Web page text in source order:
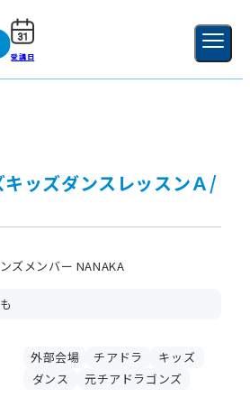
受講日 新規登録
ッズダンスレッスンＡ/
ズメンバー NANAKA
外部会場 チアドラ
キッズ
ダンス
元チアドラゴンズ